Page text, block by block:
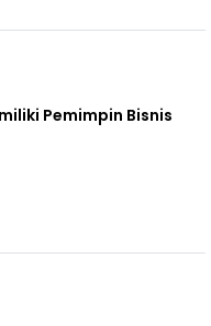
Pemimpin Bisnis